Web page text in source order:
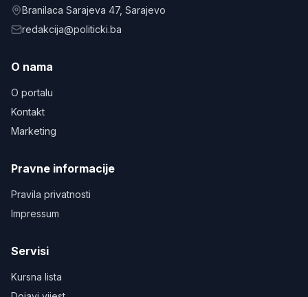
Branilaca Sarajeva 47, Sarajevo
redakcija@politicki.ba
O nama
O portalu
Kontakt
Marketing
Pravne informacije
Pravila privatnosti
Impressum
Servisi
Kursna lista